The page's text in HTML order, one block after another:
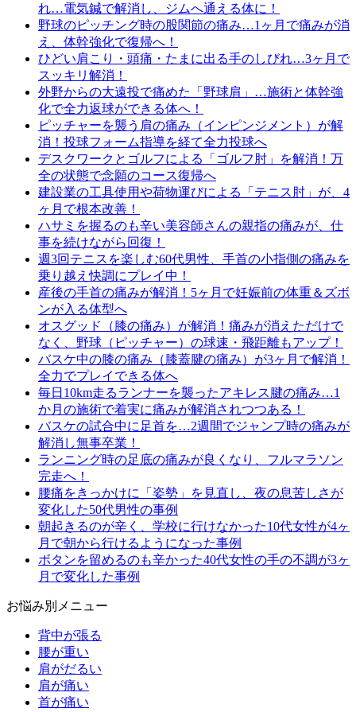
れ…電気鍼で解消し、ジムへ通える体に！
野球のピッチング時の股関節の痛み…1ヶ月で痛みが消
え、体幹強化で復帰へ！
ひどい肩こり・頭痛・たまに出る手のしびれ…3ヶ月で
スッキリ解消！
外野からの大遠投で痛めた「野球肩」…施術と体幹強
化で全力返球ができる体へ！
ピッチャーを襲う肩の痛み（インピンジメント）が解
消！投球フォーム指導を経て全力投球へ
デスクワークとゴルフによる「ゴルフ肘」を解消！万
全の状態で念願のコース復帰へ
建設業の工具使用や荷物運びによる「テニス肘」が、4
ヶ月で根本改善！
ハサミを握るのも辛い美容師さんの親指の痛みが、仕
事を続けながら回復！
週3回テニスを楽しむ60代男性、手首の小指側の痛みを
乗り越え快調にプレイ中！
産後の手首の痛みが解消！5ヶ月で妊娠前の体重＆ズボ
ンが入る体型へ
オスグッド（膝の痛み）が解消！痛みが消えただけで
なく、野球（ピッチャー）の球速・飛距離もアップ！
バスケ中の膝の痛み（膝蓋腱の痛み）が3ヶ月で解消！
全力でプレイできる体へ
毎日10km走るランナーを襲ったアキレス腱の痛み…1
か月の施術で着実に痛みが解消されつつある！
バスケの試合中に足首を…2週間でジャンプ時の痛みが
解消し無事卒業！
ランニング時の足底の痛みが良くなり、フルマラソン
完走へ！
腰痛をきっかけに「姿勢」を見直し、夜の息苦しさが
変化した50代男性の事例
朝起きるのが辛く、学校に行けなかった10代女性が4ヶ
月で朝から行けるようになった事例
ボタンを留めるのも辛かった40代女性の手の不調が3ヶ
月で変化した事例
お悩み別メニュー
背中が張る
腰が重い
肩がだるい
肩が痛い
首が痛い